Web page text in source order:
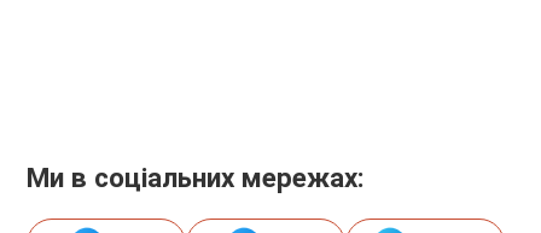
Ми в соціальних мережах: